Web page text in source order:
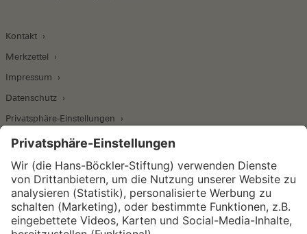
Kontakt
Merkzettel
Impressum
Datenschutz
Privatsphäre-Einstellungen
Wirtschafts- und Sozialwissenschaftliches Institut
Institut für Makroökonomie und